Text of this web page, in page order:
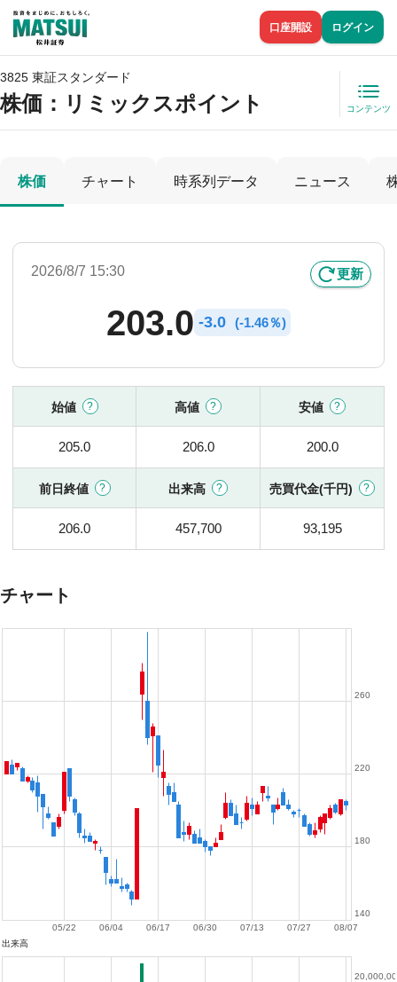
口座開設 ログイン
3825 東証スタンダード
株価 ：リミックスポイント コンテンツ
株価 チャート 時系列データ ニュース
2026/8/7 15:30 更新
203.0 -3.0 (-1.46％)
始値 高値 安値
205.0 206.0 200.0
前日終値 出来高 売買代金(千円)
206.0 457,700 93,195
チャート
08/07
07/27
07/13
06/30
06/17
06/04
05/22
140
180
220
260
出来高